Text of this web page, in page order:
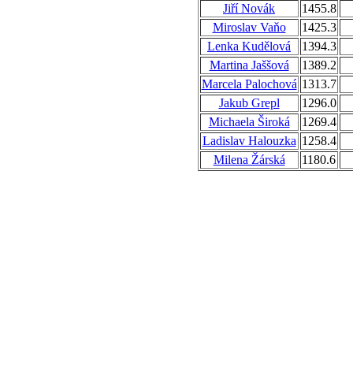
Jiří Novák
1455.8
Miroslav Vaňo
1425.3
Lenka Kudělová
1394.3
Martina Jaššová
1389.2
Marcela Palochová 1313.7
Jakub Grepl
1296.0
Michaela Široká
1269.4
Ladislav Halouzka 1258.4
Milena Žárská
1180.6